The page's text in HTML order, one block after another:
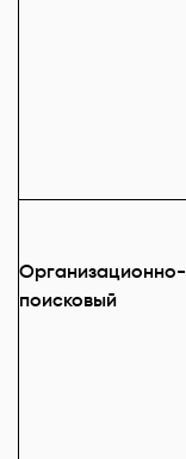
Организационно-
поисковый